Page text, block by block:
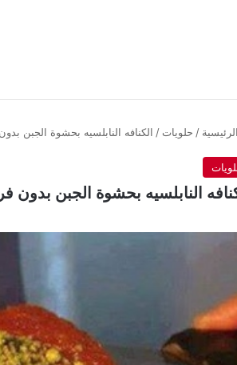
الرئيسية / حلويات / الكنافه النابلسيه بحشوة الجبن
النابلسيه بحشوة الجبن